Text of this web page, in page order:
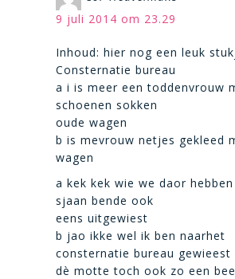
9 juli 2014 om 23.29
Inhoud: hier nog een leuk
Consternatie bureau
a i is meer een toddenvrouw
schoenen sokken
oude wagen
b is mevrouw netjes gekleed
wagen
a kek kek wie we daor
sjaan bende ook
eens uitgewiest
b jao ikke wel ik ben naarhet
consternatie bureau gewieest
dè motte toch ook zo een